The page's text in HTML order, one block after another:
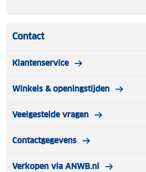
Contact
Klantenservice
Winkels & openingstijden
Veelgestelde vragen
Contactgegevens
Verkopen via ANWB.nl